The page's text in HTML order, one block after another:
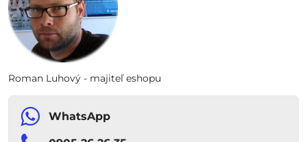
Roman Luhový - majiteľ eshopu
WhatsApp